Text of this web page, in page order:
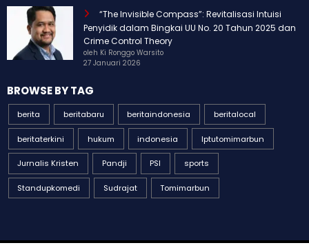
“The Invisible Compass”: Revitalisasi Intuisi
Penyidik dalam Bingkai UU No. 20 Tahun 2025 dan
Crime Control Theory
oleh Ki Ronggo Warsito
BROWSE BY TAG
berita beritabaru beritaindonesia beritalocal
Iptutomimarbun
Pandji sports
Standupkomedi Sudrajat Tomimarbun